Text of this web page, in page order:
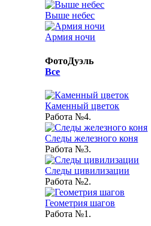
Выше небес
Армия ночи
ФотоДуэль
Все
Каменный цветок
Работа №4.
Следы железного коня
Работа №3.
Следы цивилизации
Работа №2.
Геометрия шагов
Работа №1.